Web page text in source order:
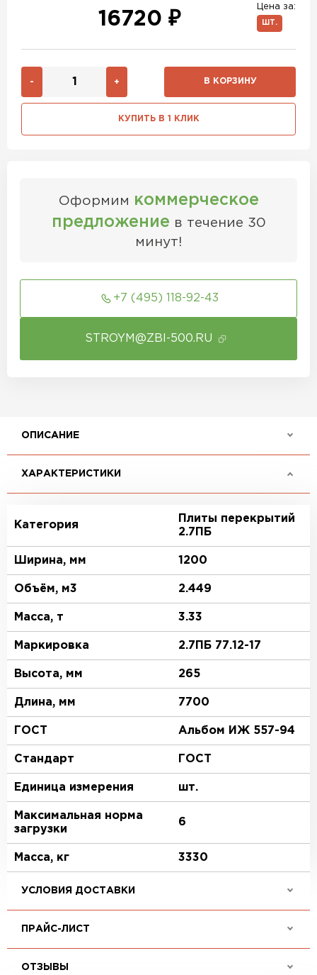
Цена за:
ШТ.
16720 ₽
- + В КОРЗИНУ
КУПИТЬ В 1 КЛИК
Оформим коммерческое
предложение в течение 30
минут!
+7 (495) 118-92-43
STROYM@ZBI-500.RU
ОПИСАНИЕ
ХАРАКТЕРИСТИКИ
Категория
Плиты перекрытий
2.7ПБ
Ширина, мм 1200
Объём, м3 2.449
Масса, т 3.33
Маркировка 2.7ПБ 77.12-17
Высота, мм 265
Длина, мм 7700
ГОСТ Альбом ИЖ 557-94
Стандарт ГОСТ
Единица измерения шт.
Максимальная норма
загрузки
6
Масса, кг 3330
УСЛОВИЯ ДОСТАВКИ
ПРАЙС-ЛИСТ
ОТЗЫВЫ